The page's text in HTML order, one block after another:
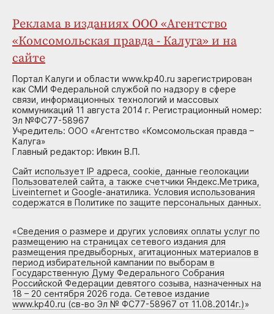
Реклама в изданиях ООО «Агентство
«Комсомольская правда - Калуга» и на
сайте
Портал Калуги и области www.kp40.ru зарегистрирован
как СМИ Федеральной службой по надзору в сфере
связи, информационных технологий и массовых
коммуникаций 11 августа 2014 г. Регистрационный номер:
Эл №ФС77-58967
Учредитель: ООО «Агентство «Комсомольская правда –
Калуга»
Главный редактор: Ивкин В.П.
Сайт использует IP адреса, cookie, данные геолокации
Пользователей сайта, а также счетчики Яндекс.Метрика,
Liveinternet и Google-анатилика. Условия использования
содержатся в Политике по защите персональных данных.
«Сведения о размере и других условиях оплаты услуг по
размещению на страницах сетевого издания для
размещения предвыборных, агитационных материалов в
период избирательной кампании по выборам в
Государственную Думу Федерального Собрания
Российской Федерации девятого созыва, назначенных на
18 – 20 сентября 2026 года. Сетевое издание
www.kp40.ru (св-во Эл № ФС77-58967 от 11.08.2014г.)»